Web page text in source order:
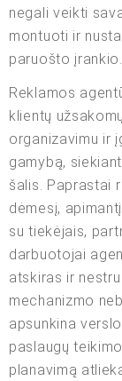
negali veikti
montuoti ir
paruošto įrankio.
Reklamos
klientų
organizavimu ir
gamybą,
šalis. Paprastai
dėmesį,
su tiekėjais,
darbuotojai
atskiras ir
mechanizmo
apsunkina
paslaugų
planavimą